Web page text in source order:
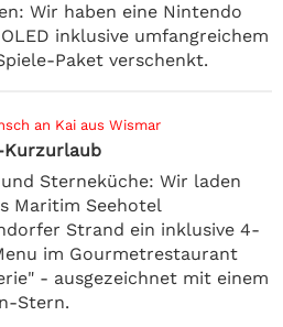
Wir haben eine Nintendo
inklusive umfangreichem
Paket verschenkt.
an Kai aus Wismar
Kurzurlaub
Sterneküche: Wir laden
Maritim Seehotel
Strand ein inklusive 4-
im Gourmetrestaurant
- ausgezeichnet mit einem
Stern.